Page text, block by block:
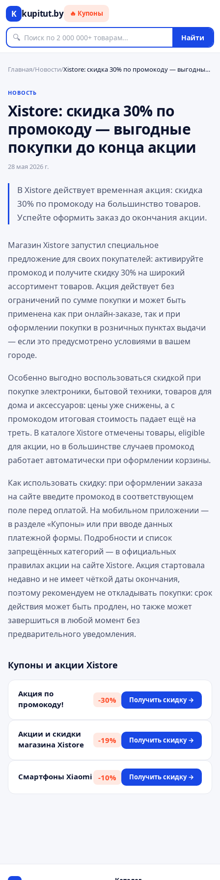
K kupitut.by 🔥 Купоны
🔍 Найти
Главная/Новости/ Xistore: скидка 30% по промокоду — выгодные покупки до конца акции
НОВОСТЬ
Xistore: скидка 30% по
промокоду — выгодные
покупки до конца акции
28 мая 2026 г.
В Xistore действует временная акция: скидка
30% по промокоду на большинство товаров.
Успейте оформить заказ до окончания акции.
Магазин Xistore запустил специальное
предложение для своих покупателей: активируйте
промокод и получите скидку 30% на широкий
ассортимент товаров. Акция действует без
ограничений по сумме покупки и может быть
применена как при онлайн-заказе, так и при
оформлении покупки в розничных пунктах выдачи
— если это предусмотрено условиями в вашем
городе.
Особенно выгодно воспользоваться скидкой при
покупке электроники, бытовой техники, товаров для
дома и аксессуаров: цены уже снижены, а с
промокодом итоговая стоимость падает ещё на
треть. В каталоге Xistore отмечены товары, eligible
для акции, но в большинстве случаев промокод
работает автоматически при оформлении корзины.
Как использовать скидку: при оформлении заказа
на сайте введите промокод в соответствующем
поле перед оплатой. На мобильном приложении —
в разделе «Купоны» или при вводе данных
платежной формы. Подробности и список
запрещённых категорий — в официальных
правилах акции на сайте Xistore. Акция стартовала
недавно и не имеет чёткой даты окончания,
поэтому рекомендуем не откладывать покупки: срок
действия может быть продлен, но также может
завершиться в любой момент без
предварительного уведомления.
Купоны и акции Xistore
Акция по
промокоду!
-30% Получить скидку →
Акции и скидки
магазина Xistore
-19% Получить скидку →
Смартфоны Xiaomi -10% Получить скидку →